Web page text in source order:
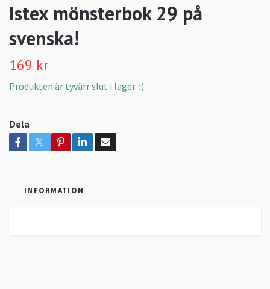
Istex mönsterbok 29 på
svenska!
169 kr
Produkten är tyvärr slut i lager. :(
Dela
INFORMATION